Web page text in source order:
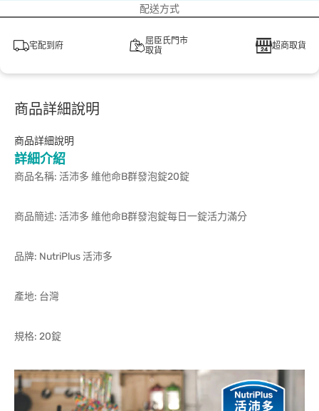
配送方式
宅配到府
屈臣氏門市
取貨
超商取貨
商品詳細說明
商品詳細說明
詳細介紹
商品名稱: 活沛多 維他命B群發泡錠20錠
商品簡述: 活沛多 維他命B群發泡錠每日一錠活力滿分
品牌: NutriPlus 活沛多
產地: 台灣
規格: 20錠